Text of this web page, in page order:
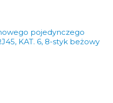
pojedynczego
KAT. 6, 8-styk beżowy